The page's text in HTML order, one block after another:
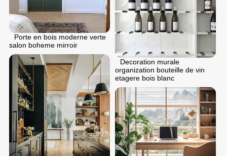
Porte en bois moderne verte
salon boheme mirroir
Decoration murale
organization bouteille de vin
etagere bois blanc